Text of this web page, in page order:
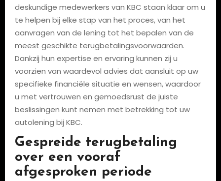
deskundige medewerkers van KBC staan klaar om u
te helpen bij elke stap van het proces, van het
aanvragen van de lening tot het bepalen van de
meest geschikte terugbetalingsvoorwaarden.
Dankzij hun expertise en ervaring kunnen zij u
voorzien van waardevol advies dat aansluit op uw
specifieke financiële situatie en wensen, waardoor
u met vertrouwen en gemoedsrust de juiste
beslissingen kunt nemen met betrekking tot uw
autolening bij KBC.
Gespreide terugbetaling
over een vooraf
afgesproken periode